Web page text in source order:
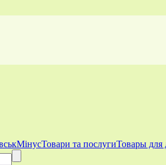
МінусТовари та послугиТовары для